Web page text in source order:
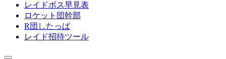
レイドボス早見表
ロケット団幹部
R団したっぱ
レイド招待ツール